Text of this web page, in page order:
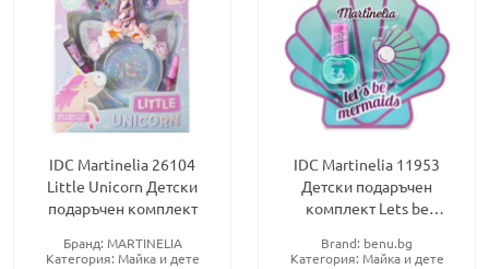
IDC Martinelia 26104
Little Unicorn Детски
подаръчен комплект
Бранд: MARTINELIA
Категория: Майка и дете
IDC Martinelia 11953
Детски подаръчен
комплект Lets be
Brand: benu.bg
Категория: Майка и дете